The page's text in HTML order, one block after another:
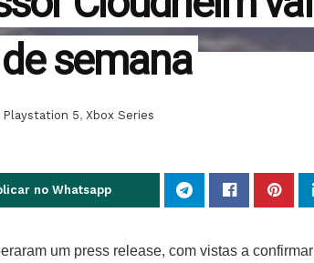
semana
Playstation 5, Xbox Series
no Whatsapp
um press release, com vistas a confirmar